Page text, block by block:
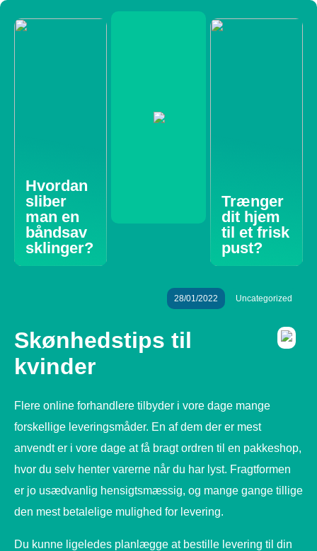
Hvordan
sliber
man en
båndsav
sklinger?
Trænger
dit hjem
til et frisk
pust?
28/01/2022 Uncategorized
Skønhedstips til
kvinder
Flere online forhandlere tilbyder i vore dage mange
forskellige leveringsmåder. En af dem der er mest
anvendt er i vore dage at få bragt ordren til en pakkeshop,
hvor du selv henter varerne når du har lyst. Fragtformen
er jo usædvanlig hensigtsmæssig, og mange gange tillige
den mest betalelige mulighed for levering.
Du kunne ligeledes planlægge at bestille levering til din